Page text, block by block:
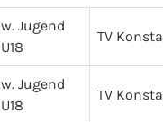
w. Jugend
U18
TV
w. Jugend
U18
TV